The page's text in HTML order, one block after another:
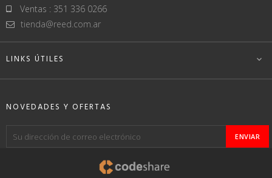
Ventas : 351 336 0266
tienda@reed.com.ar
LINKS ÚTILES 
NOVEDADES Y OFERTAS
ENVIAR